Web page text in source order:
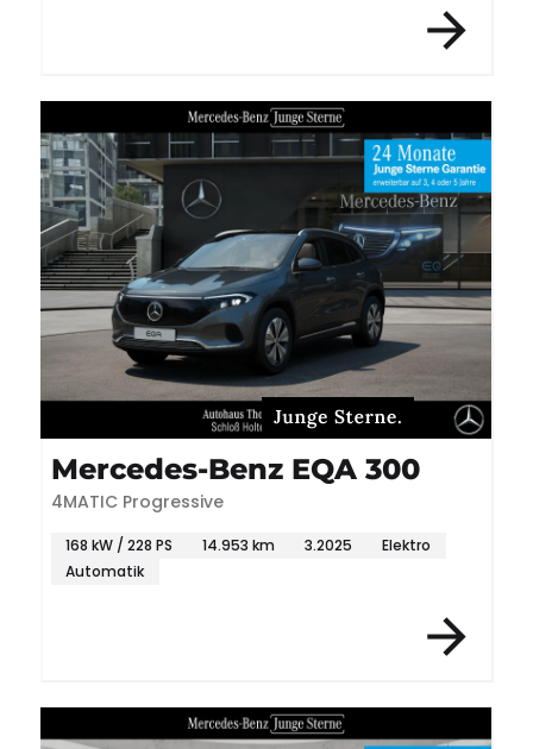
Mercedes-Benz EQA 300
4MATIC Progressive
168 kW / 228 PS 14.953 km 3.2025
Elektro
Automatik